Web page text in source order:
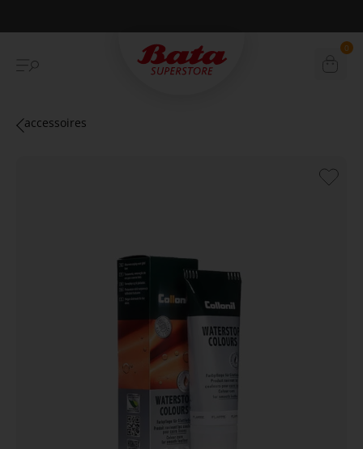
Betaal achteraf met Klarna 0
accessoires